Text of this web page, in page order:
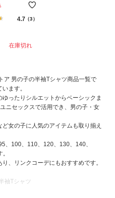
4.7（3）
在庫切れ
ア 男の子の半袖Tシャツ商品一覧で
ます。
ったりシルエットからベーシックま
ニセックスで活用でき、男の子・女
女の子に人気のアイテムも取り揃え
、100、110、120、130、140、
、リンクコーデにもおすすめです。
袖Tシャツ